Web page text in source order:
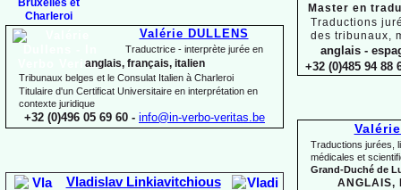
Master en
Traductions
des tribunaux,
anglais -
+32 (0)485 94 88
Traductions jurées,
médicales et
Grand-Duché de
ANGLAIS,
Valérie DULLENS
Traductrice -interprète jurée en
anglais, français, italien
Tribunaux belges et le Consulat Italien à Charleroi
Titulaire d'un Certificat Universitaire en interprétation en
contexte juridique
+32 (0)496 05 69 60 - info@in-verbo-veritas.be
Vladislav Linkiavitchious